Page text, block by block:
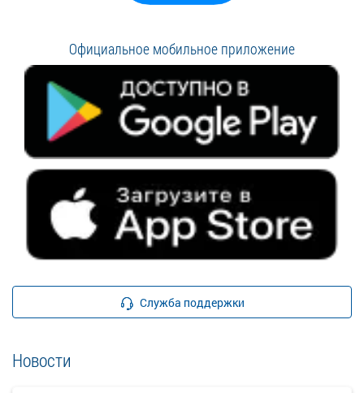
Официальное мобильное приложение
Служба поддержки
Новости